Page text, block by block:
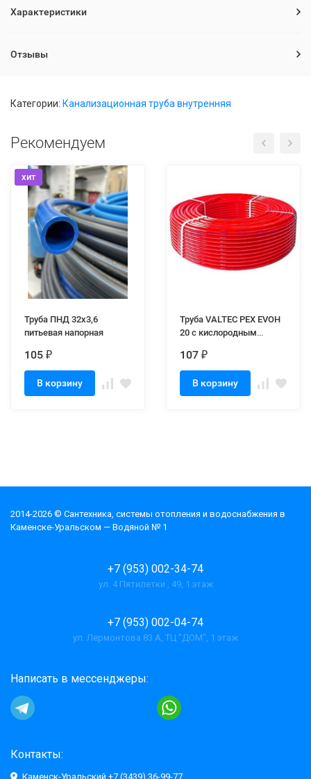
Характеристики
Отзывы
Категории: Канализационная труба внутренняя
Рекомендуем
хит
Труба ПНД 32х3,6
питьевая напорная
105 ₽
В корзину
Труба VALTEC PEX EVOH
20 с кислородным
107 ₽
В корзину
2014-2026 © Cантехника, системы отопления и водоснабжения в
Каменске-Уральском — Водяной № 1
+7 (953) 002-34-74
ул. 4 Пятилетки , 49, 1 этаж
+7 (953) 002-04-74
ул. Лермонтова 83 А, ТЦ "ДОМ", 1 этаж
Написать в мессенджеры:
Контакты:
Каменск-Уральский +7 (3439) 36-99-77